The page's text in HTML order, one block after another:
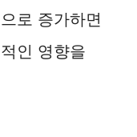
로 증가하면
인 영향을